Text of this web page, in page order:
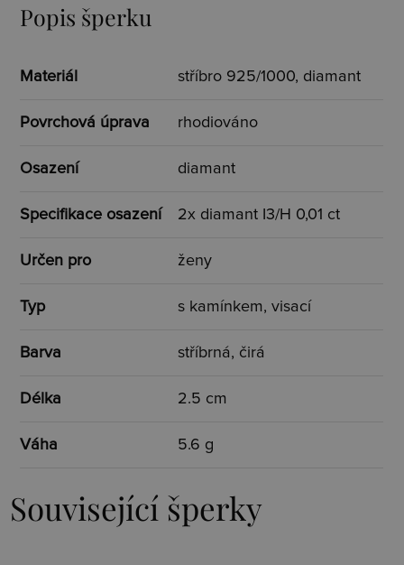
Popis šperku
Materiál stříbro 925/1000, diamant
Povrchová úprava rhodiováno
Osazení diamant
Specifikace osazení 2x diamant I3/H 0,01 ct
Určen pro ženy
Typ s kamínkem, visací
Barva stříbrná, čirá
Délka 2.5 cm
Váha 5.6 g
Související šperky